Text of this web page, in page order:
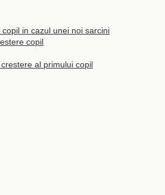
in cazul unei noi sarcini
copil
al primului copil